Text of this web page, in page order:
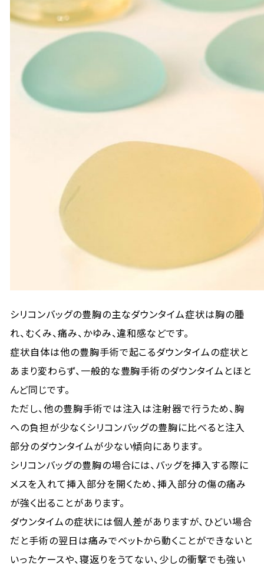
シリコンバッグの豊胸の主なダウンタイム症状は胸の腫
れ、むくみ、痛み、かゆみ、違和感などです。
症状自体は他の豊胸手術で起こるダウンタイムの症状と
あまり変わらず、一般的な豊胸手術のダウンタイムとほと
んど同じです。
ただし、他の豊胸手術では注入は注射器で行うため、胸
への負担が少なくシリコンバッグの豊胸に比べると注入
部分のダウンタイムが少ない傾向にあります。
シリコンバッグの豊胸の場合には、バッグを挿入する際に
メスを入れて挿入部分を開くため、挿入部分の傷の痛み
が強く出ることがあります。
ダウンタイムの症状には個人差がありますが、ひどい場合
だと手術の翌日は痛みでベットから動くことができないと
いったケースや、寝返りをうてない、少しの衝撃でも強い